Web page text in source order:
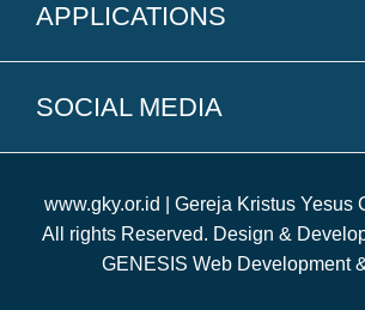
APPLICATIONS
SOCIAL MEDIA
www.gky.or.id | Gereja Kristus Yesus
All rights Reserved. Design &
GENESIS Web Development